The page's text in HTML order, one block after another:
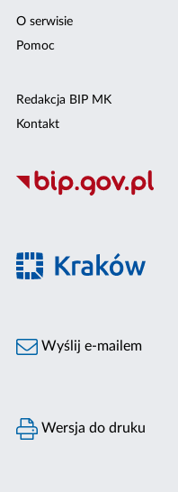
O serwisie
Pomoc
Redakcja BIP MK
Kontakt
Wyślij e-mailem
Wersja do druku